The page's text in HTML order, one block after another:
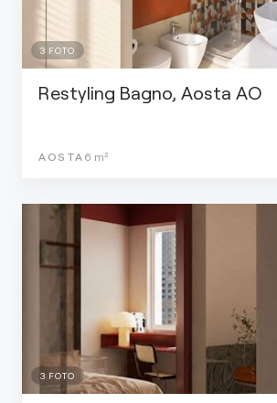
3 FOTO
Restyling Bagno, Aosta AO
AOSTA 6 m²
3 FOTO